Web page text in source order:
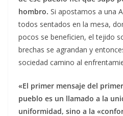
hombro. Si apostamos a una
todos sentados en la mesa,
pocos se beneficien, el tejido
brechas se agrandan y
sociedad camino al
«El primer mensaje del
pueblo es un llamado a la
uniformidad, sino a la